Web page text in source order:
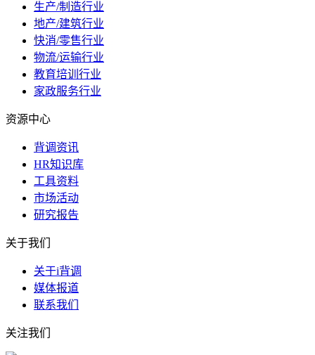
生产/制造行业
地产/建筑行业
快消/零售行业
物流/运输行业
教育培训行业
家政服务行业
资源中心
背调资讯
HR知识库
工具资料
市场活动
研究报告
关于我们
关于i背调
媒体报道
联系我们
关注我们